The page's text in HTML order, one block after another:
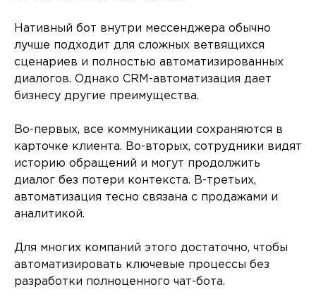
Нативный бот внутри мессенджера обычно
лучше подходит для сложных ветвящихся
сценариев и полностью автоматизированных
диалогов. Однако CRM-автоматизация дает
бизнесу другие преимущества.
Во-первых, все коммуникации сохраняются в
карточке клиента. Во-вторых, сотрудники видят
историю обращений и могут продолжить
диалог без потери контекста. В-третьих,
автоматизация тесно связана с продажами и
аналитикой.
Для многих компаний этого достаточно, чтобы
автоматизировать ключевые процессы без
разработки полноценного чат-бота.